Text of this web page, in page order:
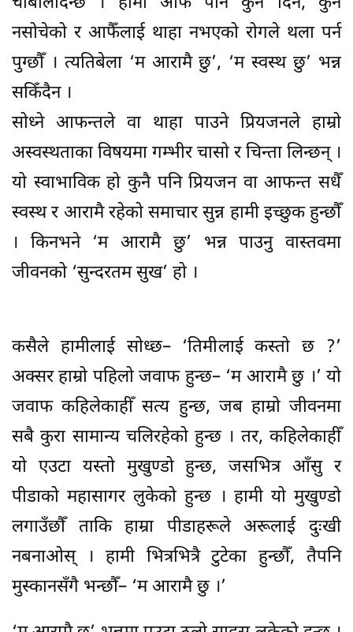
नसोचेको र आफैँलाई थाहा नभएको रोगले थला पर्न
पुग्छौँ । त्यतिबेला ‘म आरामै छु’, ‘म स्वस्थ छु’ भन्न
सकिँदैन ।
सोध्ने आफन्तले वा थाहा पाउने प्रियजनले हाम्रो
अस्वस्थताका विषयमा गम्भीर चासो र चिन्ता लिन्छन् ।
यो स्वाभाविक हो कुनै पनि प्रियजन वा आफन्त सधैँ
स्वस्थ र आरामै रहेको समाचार सुन्न हामी इच्छुक हुन्छौँ
। किनभने ‘म आरामै छु’ भन्न पाउनु वास्तवमा
जीवनको ‘सुन्दरतम सुख’ हो ।
कसैले हामीलाई सोध्छ– ‘तिमीलाई कस्तो छ ?’
अक्सर हाम्रो पहिलो जवाफ हुन्छ– ‘म आरामै छु ।’ यो
जवाफ कहिलेकाहीँ सत्य हुन्छ, जब हाम्रो जीवनमा
सबै कुरा सामान्य चलिरहेको हुन्छ । तर, कहिलेकाहीँ
यो एउटा यस्तो मुखुण्डो हुन्छ, जसभित्र आँसु र
पीडाको महासागर लुकेको हुन्छ । हामी यो मुखुण्डो
लगाउँछौँ ताकि हाम्रा पीडाहरूले अरूलाई दुःखी
नबनाओस् । हामी भित्रभित्रै टुटेका हुन्छौँ, तैपनि
मुस्कानसँगै भन्छौँ– ‘म आरामै छु ।’